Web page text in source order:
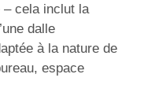
– cela inclut la
dalle
à la nature de
espace